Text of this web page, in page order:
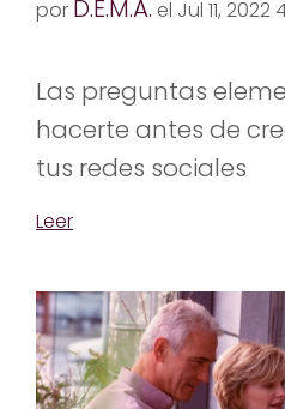
por D.E.M.A. el Jul 11, 2022
Las preguntas
hacerte antes de
tus redes sociales
Leer